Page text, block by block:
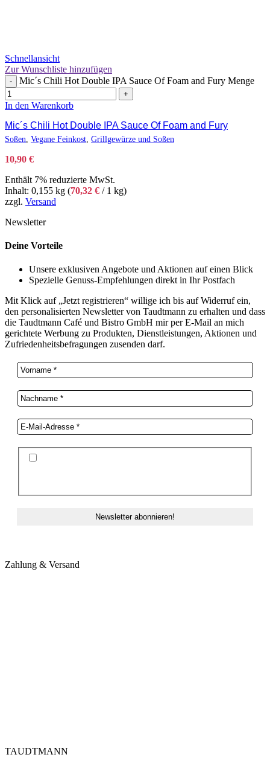
Schnellansicht
Zur Wunschliste hinzufügen
- Mic´s Chili Hot Double IPA Sauce Of Foam and Fury Menge
+
In den Warenkorb
Mic´s Chili Hot Double IPA Sauce Of Foam and Fury
Soßen Vegane Feinkost Grillgewürze und Soßen
10,90 €
Enthält 7% reduzierte MwSt.
Inhalt: 0,155 kg (70,32 € / 1 kg)
zzgl. Versand
Newsletter
Deine Vorteile
Unsere exklusiven Angebote und Aktionen auf einen Blick
Spezielle Genuss-Empfehlungen direkt in Ihr Postfach
Mit Klick auf „Jetzt registrieren“ willige ich bis auf Widerruf ein,
den personalisierten Newsletter von Taudtmann zu erhalten und dass
die Taudtmann Café und Bistro GmbH mir per E-Mail an mich
gerichtete Werbung zu Produkten, Dienstleistungen, Aktionen und
Zufriedenheitsbefragungen zusenden darf.
Zahlung & Versand
TAUDTMANN